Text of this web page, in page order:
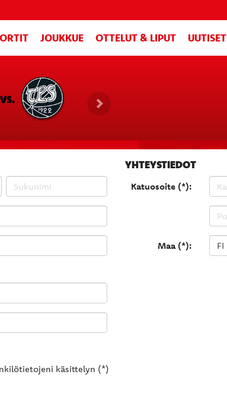
JOUKKUE OTTELUT & LIPUT UUTISET
VS.
YHTEYSTIEDOT
Katuosoite (*):
Maa (*):
käsittelyn (*)